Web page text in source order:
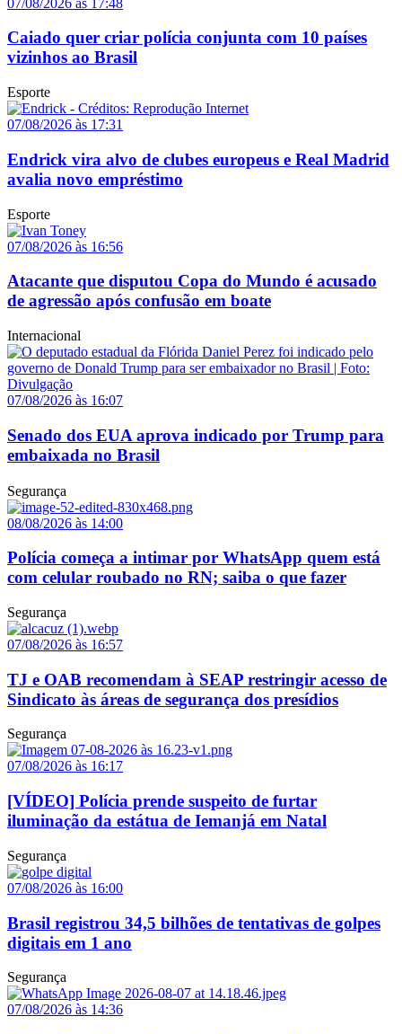
Caiado quer criar polícia conjunta com 10 países
vizinhos ao Brasil
Esporte
07/08/2026 às 17:31
Endrick vira alvo de clubes europeus e Real Madrid
avalia novo empréstimo
Esporte
07/08/2026 às 16:56
Atacante que disputou Copa do Mundo é acusado
de agressão após confusão em boate
Internacional
07/08/2026 às 16:07
Senado dos EUA aprova indicado por Trump para
embaixada no Brasil
Segurança
08/08/2026 às 14:00
Polícia começa a intimar por WhatsApp quem está
com celular roubado no RN; saiba o que fazer
Segurança
07/08/2026 às 16:57
TJ e OAB recomendam à SEAP restringir acesso de
Sindicato às áreas de segurança dos presídios
Segurança
07/08/2026 às 16:17
[VÍDEO] Polícia prende suspeito de furtar
iluminação da estátua de Iemanjá em Natal
Segurança
07/08/2026 às 16:00
Brasil registrou 34,5 bilhões de tentativas de golpes
digitais em 1 ano
Segurança
07/08/2026 às 14:36